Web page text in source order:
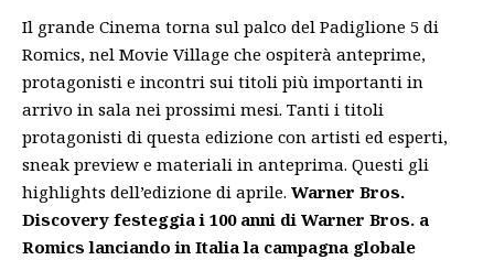
Il grande Cinema torna sul palco del Padiglione 5 di
Romics, nel Movie Village che ospiterà anteprime,
protagonisti e incontri sui titoli più importanti in
arrivo in sala nei prossimi mesi. Tanti i titoli
protagonisti di questa edizione con artisti ed esperti,
sneak preview e materiali in anteprima. Questi gli
highlights dell’edizione di aprile. Warner Bros.
Discovery festeggia i 100 anni di Warner Bros. a
Romics lanciando in Italia la campagna globale